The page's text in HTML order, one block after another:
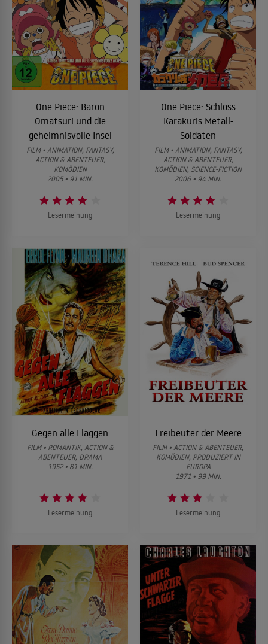
One Piece: Baron
Omatsuri und die
geheimnisvolle Insel
FILM • ANIMATION, FANTASY,
ACTION & ABENTEUER,
KOMÖDIEN
2005 • 91 MIN.
Lesermeinung
One Piece: Schloss
Karakuris Metall-
Soldaten
FILM • ANIMATION, FANTASY,
ACTION & ABENTEUER,
KOMÖDIEN, SCIENCE-FICTION
2006 • 94 MIN.
Lesermeinung
Gegen alle Flaggen
FILM • ROMANTIK, ACTION &
ABENTEUER, DRAMA
1952 • 81 MIN.
Lesermeinung
Freibeuter der Meere
FILM • ACTION & ABENTEUER,
KOMÖDIEN, PRODUZIERT IN
EUROPA
1971 • 99 MIN.
Lesermeinung